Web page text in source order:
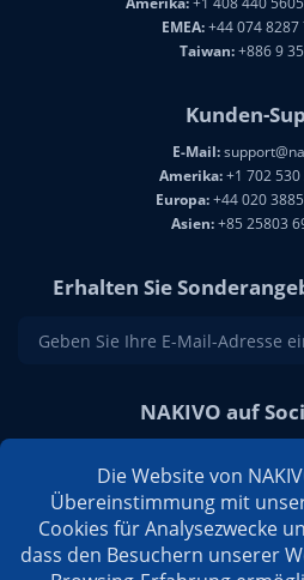
EMEA:+44 074 8287
Taiwan:+886 9
Kunden-
E-Mail:
Amerika:+1 702
Europa:+44 020
Asien:+85 25803
Erhalten Sie
NAKIVO auf
Die Website von
Übereinstimmung mit
Cookies für Analysezwecke
dass den Besuchern unserer